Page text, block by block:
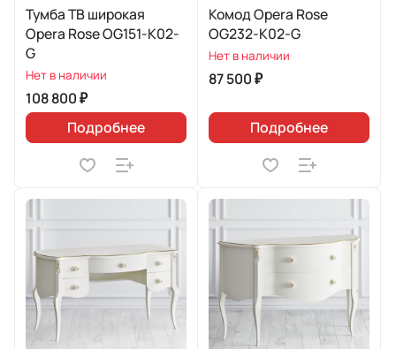
Тумба ТВ широкая
Opera Rose OG151-K02-
G
Нет в наличии
108 800 ₽
Подробнее
Комод Opera Rose
OG232-K02-G
Нет в наличии
87 500 ₽
Подробнее